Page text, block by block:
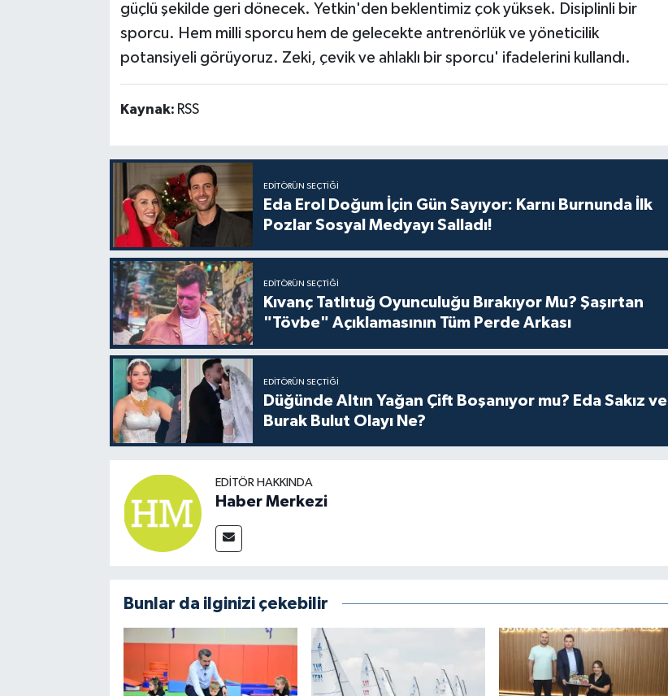
güçlü şekilde geri dönecek. Yetkin'den beklentimiz çok yüksek. Disiplinli bir
sporcu. Hem milli sporcu hem de gelecekte antrenörlük ve yöneticilik
potansiyeli görüyoruz. Zeki, çevik ve ahlaklı bir sporcu' ifadelerini kullandı.
Kaynak: RSS
EDITÖRÜN SEÇTIĞI
Eda Erol Doğum İçin Gün Sayıyor: Karnı Burnunda İlk
Pozlar Sosyal Medyayı Salladı!
EDITÖRÜN SEÇTIĞI
Kıvanç Tatlıtuğ Oyunculuğu Bırakıyor Mu? Şaşırtan
"Tövbe" Açıklamasının Tüm Perde Arkası
EDITÖRÜN SEÇTIĞI
Düğünde Altın Yağan Çift Boşanıyor mu? Eda Sakız ve
Burak Bulut Olayı Ne?
EDITÖR HAKKINDA
Haber Merkezi
Bunlar da ilginizi çekebilir